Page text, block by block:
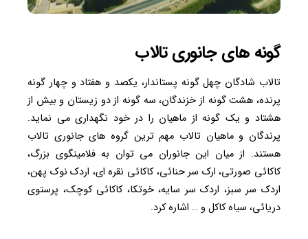
گونه های جانوری تالاب
تالاب شادگان چهل گونه پستاندار، یکصد و هفتاد و چهار گونه
پرنده، هشت گونه از خزندگان، سه گونه از دو زیستان و بیش از
هشتاد و یک گونه از ماهیان را در خود نگهداری می نماید.
پرندگان و ماهیان تالاب مهم ترین گروه های جانوری تالاب
هستند. از میان این جانوران می توان به فلامینگوی بزرگ،
کاکائی صورتی، ارک سر حنائی، کاکائی نقره ای، اردک نوک پهن،
اردک سر سبز، اردک سر سایه، خوتکا، کاکائی کوچک، پرستوی
دریائی، سیاه کاکل و … اشاره کرد.